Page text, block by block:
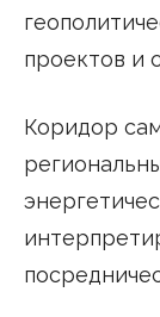
проектов и
Коридор